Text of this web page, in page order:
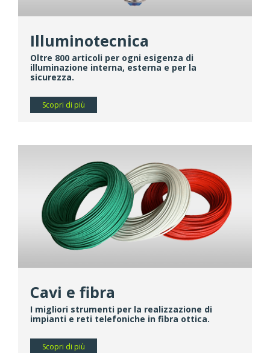
Illuminotecnica
Oltre 800 articoli per ogni esigenza di
illuminazione interna, esterna e per la
sicurezza.
Scopri di più
Cavi e fibra
I migliori strumenti per la realizzazione di
impianti e reti telefoniche in fibra ottica.
Scopri di più